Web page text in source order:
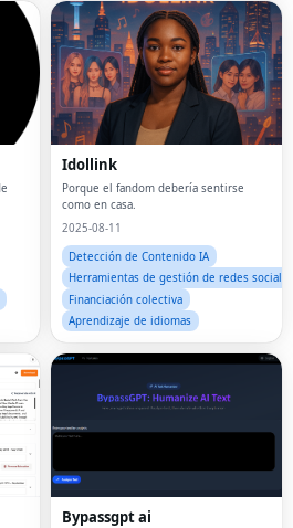
Idollink
Porque el fandom debería sentirse
como en casa.
2025-08-11
Detección de Contenido IA
Herramientas de gestión de redes
Financiación colectiva
Aprendizaje de idiomas
Bypassgpt ai